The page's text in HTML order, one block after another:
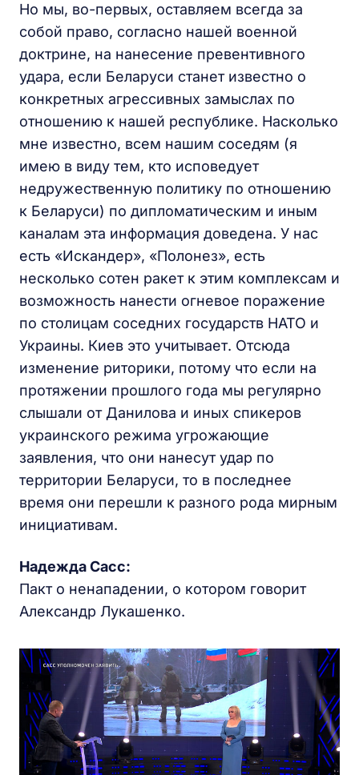
Но мы, во-первых, оставляем всегда за
собой право, согласно нашей военной
доктрине, на нанесение превентивного
удара, если Беларуси станет известно о
конкретных агрессивных замыслах по
отношению к нашей республике. Насколько
мне известно, всем нашим соседям (я
имею в виду тем, кто исповедует
недружественную политику по отношению
к Беларуси) по дипломатическим и иным
каналам эта информация доведена. У нас
есть «Искандер», «Полонез», есть
несколько сотен ракет к этим комплексам и
возможность нанести огневое поражение
по столицам соседних государств НАТО и
Украины. Киев это учитывает. Отсюда
изменение риторики, потому что если на
протяжении прошлого года мы регулярно
слышали от Данилова и иных спикеров
украинского режима угрожающие
заявления, что они нанесут удар по
территории Беларуси, то в последнее
время они перешли к разного рода мирным
инициативам.
Надежда Сасс:
Пакт о ненападении, о котором говорит
Александр Лукашенко.